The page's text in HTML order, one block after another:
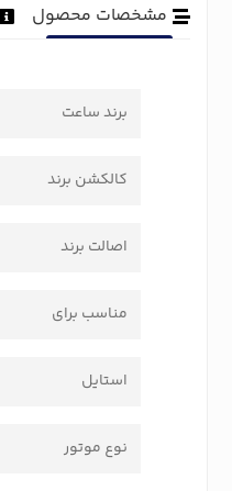
مشخصات محصول
برند ساعت
کالکشن برند
اصالت برند
مناسب برای
استایل
نوع موتور